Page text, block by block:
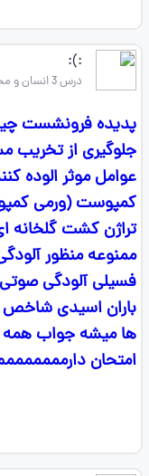
:): ‌‌‌‌‌‌‌‌
درس 3 انسان و محیط زیست یازدهم
پدیده فرونشست
جلوگیری از
عوامل موثر الوده
کمپوست (ورمی
تراژن کشت گلخانه
ممنوعه منظور
فسیلی آلودگی صوتی
باران اسیدی
ها میشه جواب همه
امتحان